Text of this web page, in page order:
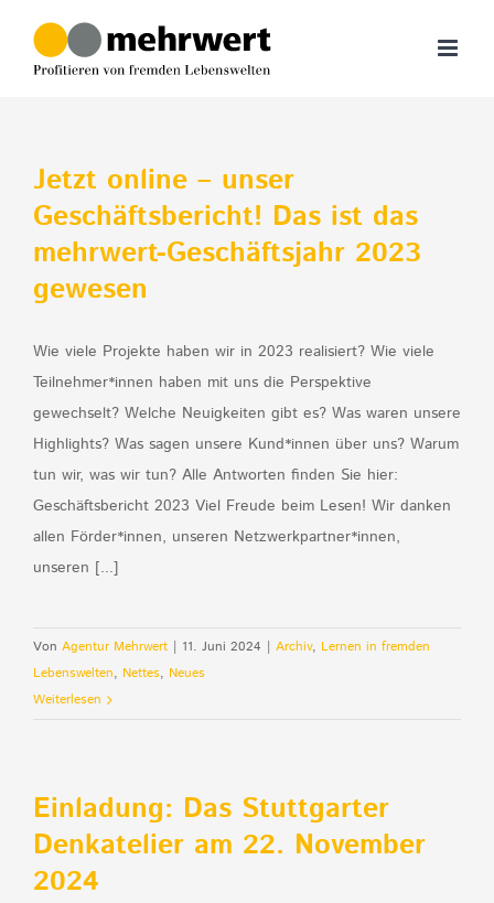
Inhalt
springen
Jetzt online – unser
Geschäftsbericht! Das ist das
mehrwert-Geschäftsjahr 2023
gewesen
Wie viele Projekte haben wir in 2023 realisiert? Wie viele
Teilnehmer*innen haben mit uns die Perspektive
gewechselt? Welche Neuigkeiten gibt es? Was waren unsere
Highlights? Was sagen unsere Kund*innen über uns? Warum
tun wir, was wir tun? Alle Antworten finden Sie hier:
Geschäftsbericht 2023 Viel Freude beim Lesen! Wir danken
allen Förder*innen, unseren Netzwerkpartner*innen,
unseren [...]
Von Agentur Mehrwert | 11. Juni 2024 | Archiv, Lernen in fremden
Lebenswelten, Nettes, Neues
Weiterlesen
Einladung: Das Stuttgarter
Denkatelier am 22. November
2024